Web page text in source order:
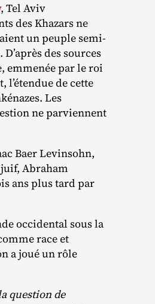
, Tel Aviv
des Khazars ne
un peuple semi‐​
D’après des sources
emmenée par le roi
l’étendue de cette
Les
ne parviennent
Baer Levinsohn,
Abraham
ans plus tard par
occidental sous la
race et
a joué un rôle
question de